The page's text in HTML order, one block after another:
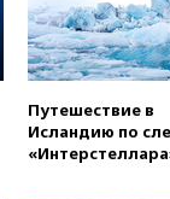
Путешествие в
Исландию по